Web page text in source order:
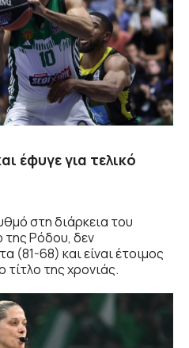
έφυγε για τελικό
στη διάρκεια του
της Ρόδου, δεν
(81-68) και είναι έτοιμος
τίτλο της χρονιάς.